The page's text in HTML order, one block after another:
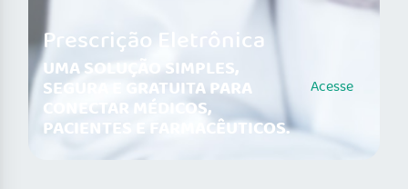
Prescrição Eletrônica
UMA SOLUÇÃO SIMPLES,
SEGURA E GRATUITA PARA
CONECTAR MÉDICOS,
PACIENTES E FARMACÊUTICOS.
Acesse